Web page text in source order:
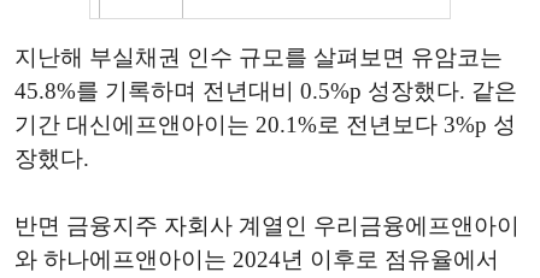
지난해 부실채권 인수 규모를 살펴보면 유암코는
45.8%를 기록하며 전년대비 0.5%p 성장했다. 같은
기간 대신에프앤아이는 20.1%로 전년보다 3%p 성
장했다.
반면 금융지주 자회사 계열인 우리금융에프앤아이
와 하나에프앤아이는 2024년 이후로 점유율에서